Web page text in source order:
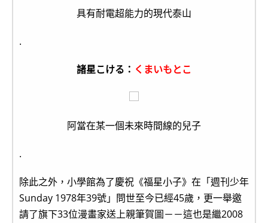
具有耐電超能力的現代泰山
.
諸星こける： くまいもとこ
阿當在某一個未來時間線的兒子
.
除此之外，小學館為了慶祝《福星小子》在「週刊少年
Sunday 1978年39號」問世至今已經45歲，更一舉邀
請了旗下33位漫畫家送上親筆賀圖－－這也是繼2008